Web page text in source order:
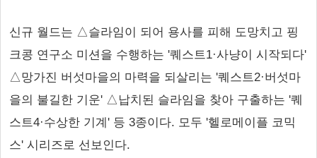
신규 월드는 △슬라임이 되어 용사를 피해 도망치고 핑
크콩 연구소 미션을 수행하는 '퀘스트1·사냥이 시작되다'
△망가진 버섯마을의 마력을 되살리는 '퀘스트2·버섯마
을의 불길한 기운' △납치된 슬라임을 찾아 구출하는 '퀘
스트4·수상한 기계' 등 3종이다. 모두 '헬로메이플 코믹
스' 시리즈로 선보인다.